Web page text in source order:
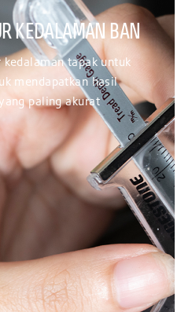
PENGUKUR
Gunakan pengukur
pengukuran
pembacaan